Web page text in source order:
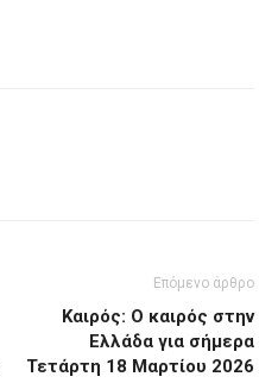
Επόμενο άρθρο
Καιρός: Ο καιρός στην
Ελλάδα για σήμερα
Τετάρτη 18 Μαρτίου 2026